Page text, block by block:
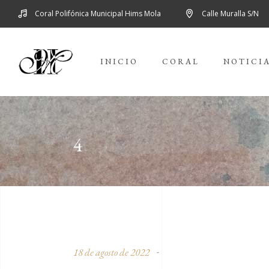
Coral Polifónica Municipal Hims Mola Calle Muralla S/N
INICIO CORAL
4
18 de agosto de 2022